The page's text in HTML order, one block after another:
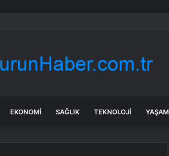
Doğancı’da talepleri dinledi
EKONOMI SAĞLIK TEKNOLOJI YAŞAM